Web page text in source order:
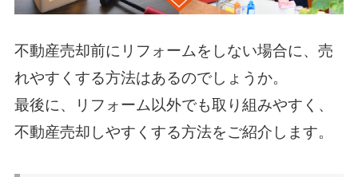
不動産売却前にリフォームをしない場合に、売
れやすくする方法はあるのでしょうか。
最後に、リフォーム以外でも取り組みやすく、
不動産売却しやすくする方法をご紹介します。